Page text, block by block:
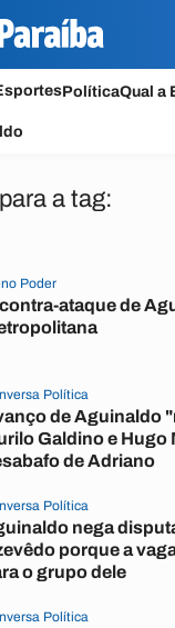
PolíticaQual a
a tag:
Poder
ataque de
Política
de Aguinaldo
Galdino e Hugo
de Adriano
Política
nega
porque a
o grupo dele
Política